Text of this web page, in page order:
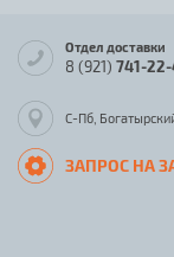
Отдел доставки
8 (921) 741-
С-Пб,
ЗАПРОС НА